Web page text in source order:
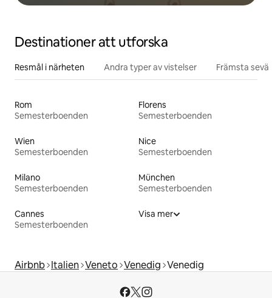
Destinationer att utforska
Resmål i närheten Andra typer av vistelser Främsta
Rom
Semesterboenden
Florens
Semesterboenden
Wien
Semesterboenden
Nice
Semesterboenden
Milano
Semesterboenden
München
Semesterboenden
Cannes
Semesterboenden
Visa mer
Airbnb Italien Veneto Venedig Venedig